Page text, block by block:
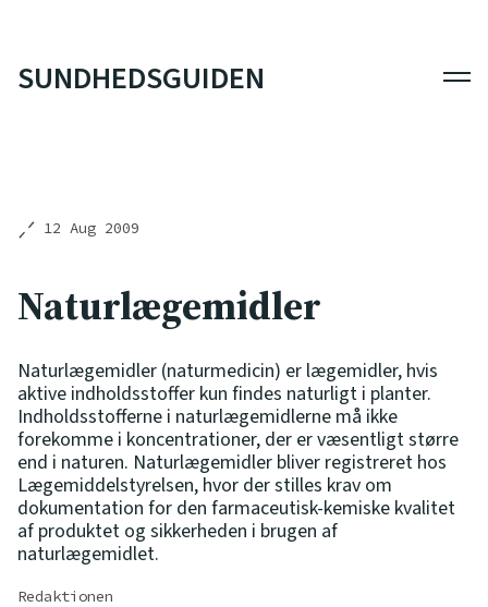
SUNDHEDSGUIDEN
12 Aug 2009
Naturlægemidler
Naturlægemidler (naturmedicin) er lægemidler, hvis
aktive indholdsstoffer kun findes naturligt i planter.
Indholdsstofferne i naturlægemidlerne må ikke
forekomme i koncentrationer, der er væsentligt større
end i naturen. Naturlægemidler bliver registreret hos
Lægemiddelstyrelsen, hvor der stilles krav om
dokumentation for den farmaceutisk-kemiske kvalitet
af produktet og sikkerheden i brugen af
naturlægemidlet.
Redaktionen